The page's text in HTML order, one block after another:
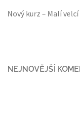
Nový kurz – Malí
NEJNOVĚJŠÍ